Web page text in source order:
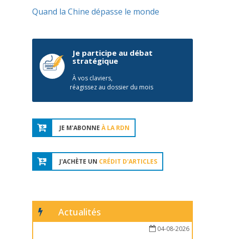
Quand la Chine dépasse le monde
Je participe au débat
stratégique
À vos claviers,
réagissez au dossier du mois
JE M'ABONNE À LA RDN
J'ACHÈTE UN CRÉDIT D'ARTICLES
Actualités
04-08-2026